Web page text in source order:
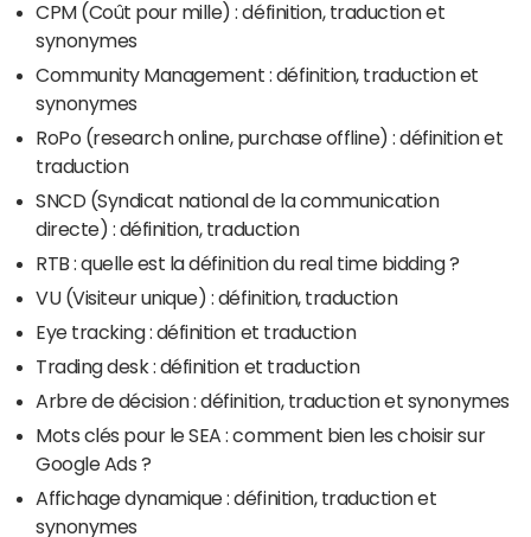
CPM (Coût pour mille) : définition, traduction et
synonymes
Community Management : définition, traduction et
synonymes
RoPo (research online, purchase offline) : définition et
traduction
SNCD (Syndicat national de la communication
directe) : définition, traduction
RTB : quelle est la définition du real time bidding ?
VU (Visiteur unique) : définition, traduction
Eye tracking : définition et traduction
Trading desk : définition et traduction
Arbre de décision : définition, traduction et synonymes
Mots clés pour le SEA : comment bien les choisir sur
Google Ads ?
Affichage dynamique : définition, traduction et
synonymes